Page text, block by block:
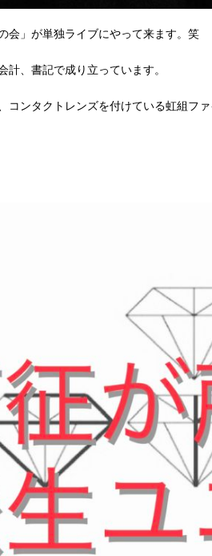
会」が単独ライブにやって来ます。笑
計、書記で成り立っています。
コンタクトレンズを付けている虹組フ